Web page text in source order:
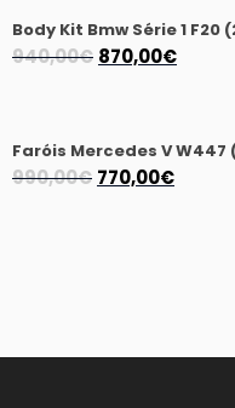
1.175,00€.
Body Kit Bmw Série 1 F20
940,00€ O
era:
940,00€.
870,00€O
é:
Faróis Mercedes V W447
990,00€ O
770,00€O